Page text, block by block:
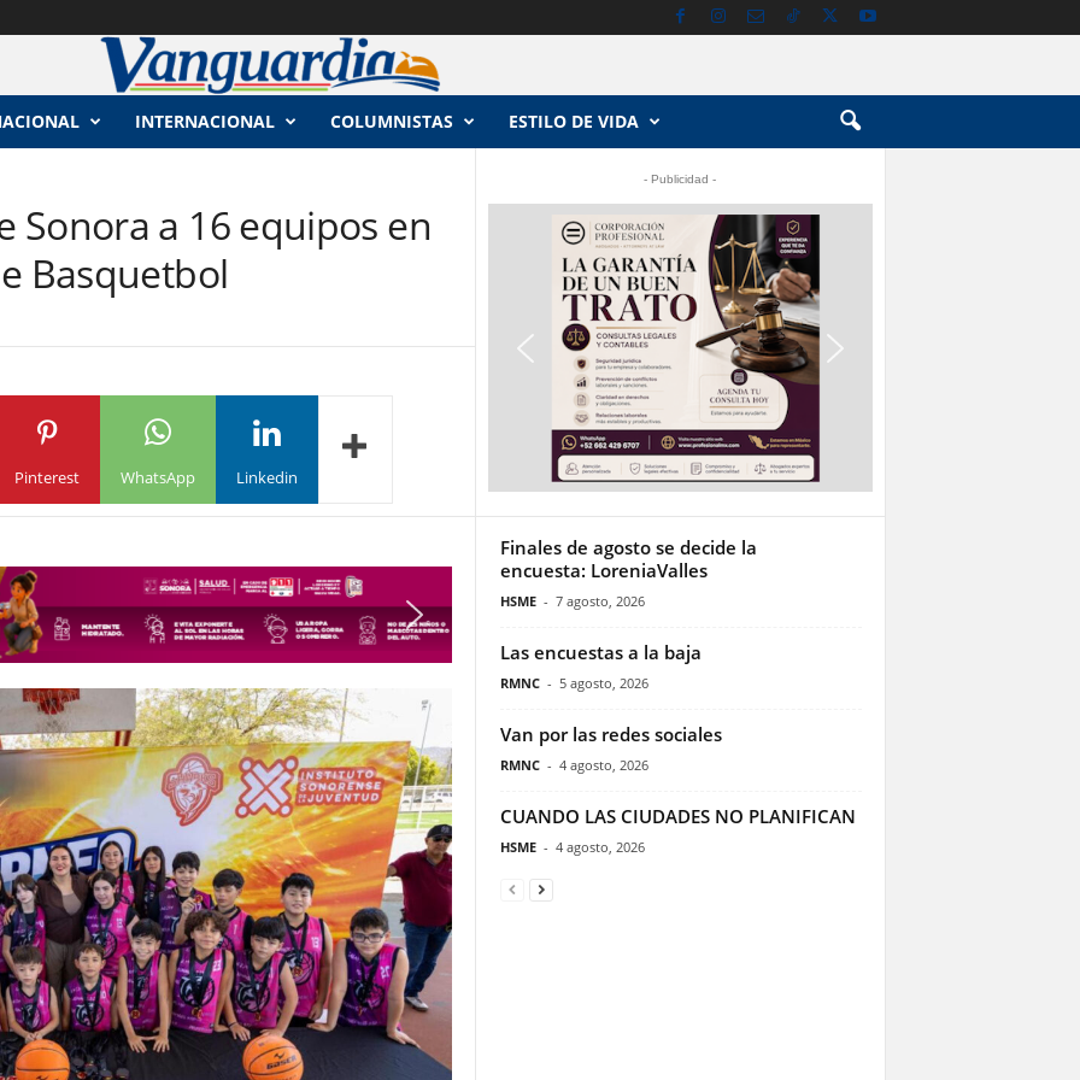
INTERNACIONAL COLUMNISTAS ESTILO DE VIDA
Sonora a 16 equipos en
Basquetbol
Pinterest WhatsApp Linkedin
- Publicidad -
Finales de agosto se decide la
encuesta: LoreniaValles
HSME - 7 agosto, 2026
Las encuestas a la baja
RMNC - 5 agosto, 2026
Van por las redes sociales
RMNC - 4 agosto, 2026
CUANDO LAS CIUDADES NO PLANIFICAN
HSME - 4 agosto, 2026